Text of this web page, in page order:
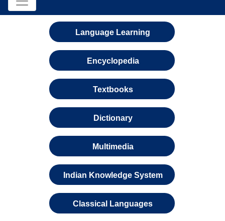
Language Learning
Encyclopedia
Textbooks
Dictionary
Multimedia
Indian Knowledge System
Classical Languages